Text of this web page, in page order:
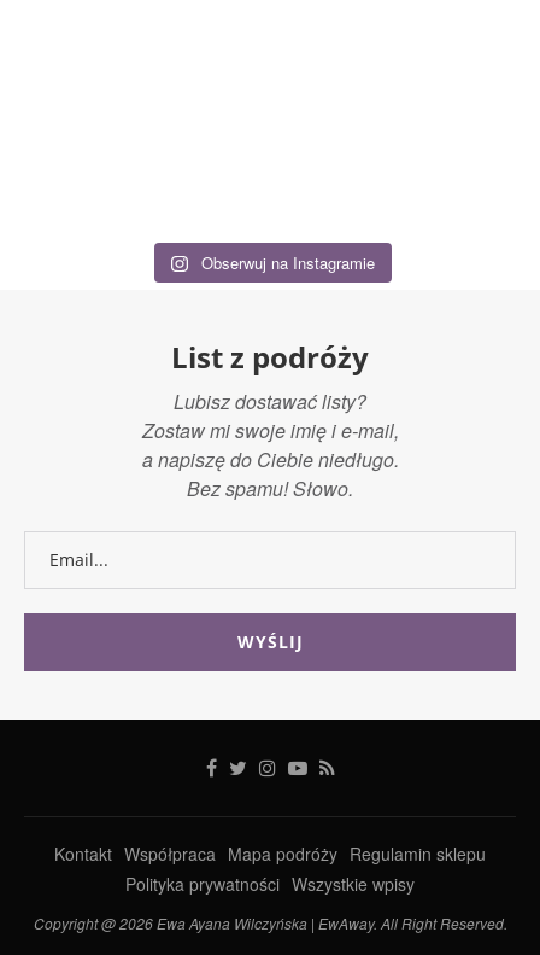
Obserwuj na Instagramie
List z podróży
Lubisz dostawać listy?
Zostaw mi swoje imię i e-mail,
a napiszę do Ciebie niedługo.
Bez spamu! Słowo.
Kontakt Współpraca Mapa podróży Regulamin sklepu
Polityka prywatności Wszystkie wpisy
Copyright @ 2026 Ewa Ayana Wilczyńska | EwAway. All Right Reserved.